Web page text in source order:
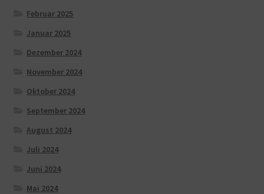
Februar 2025
Januar 2025
Dezember 2024
November 2024
Oktober 2024
September 2024
August 2024
Juli 2024
Juni 2024
Mai 2024